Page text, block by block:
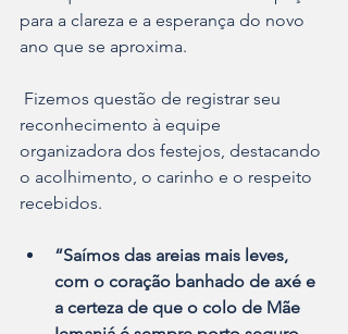
para a clareza e a esperança do novo
ano que se aproxima.
Fizemos questão de registrar seu
reconhecimento à equipe
organizadora dos festejos, destacando
o acolhimento, o carinho e o respeito
recebidos.
“Saímos das areias mais leves,
com o coração banhado de axé e
a certeza de que o colo de Mãe